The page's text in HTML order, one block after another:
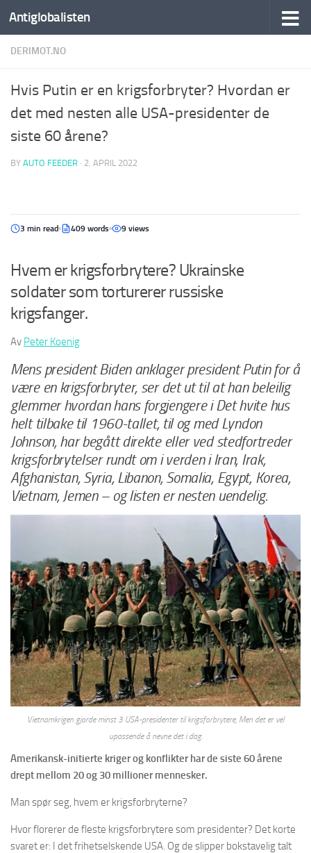
Antiglobalisten
DERIMOT.NO
Hvis Putin er en krigsforbryter? Hvordan er
det med nesten alle USA-presidenter de
siste 60 årene?
BY AUTO FEEDER · 2. APRIL 2022
3 min read 409 words 9 views
Hvem er krigsforbrytere? Ukrainske
soldater som torturerer russiske
krigsfanger.
Av Peter Koenig
Mens president Biden anklager president Putin for å
være en krigsforbryter, ser det ut til at han beleilig
glemmer hvordan hans forgjengere i Det hvite hus
helt tilbake til 1960-tallet, til og med Lyndon
Johnson, har begått direkte eller ved stedfortreder
krigsforbrytelser rundt om i verden i Iran, Irak,
Afghanistan, Syria, Libanon, Somalia, Egypt, Korea,
Vietnam, Jemen – og listen er nesten uendelig.
Vietnamkrigen gjorde minst 3 USA-presidenter til krigsforbrytere, Men det er vel
upassende å nevne det i dag.
Amerikansk-initierte kriger og konflikter har de siste 60 årene
drept mellom 20 og 30 millioner mennesker.
Man spør seg, hvem er krigsforbryterne?
Hvor florerer de fleste krigsforbrytere som presidenter? Det korte
svaret er: I det frihetselskende USA. Og de slipper bokstavelig talt